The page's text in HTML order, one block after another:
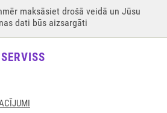
maksāsiet drošā veidā un Jūsu
dati būs aizsargāti